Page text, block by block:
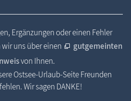
Ergänzungen oder einen Fehler
uns über einen
gutgemeinten
von Ihnen.
Ostsee-Urlaub-Seite Freunden
Wir sagen DANKE!